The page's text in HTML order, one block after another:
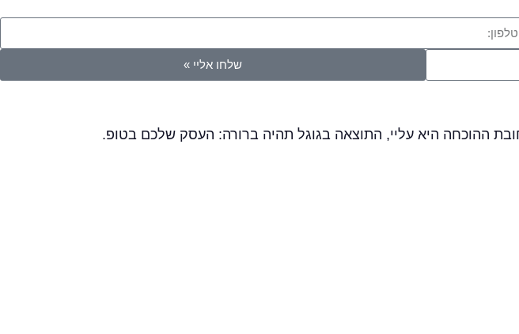
שלחו אליי »
ההוכחה היא עליי, התוצאה בגוגל תהיה ברורה: העסק שלכם בטופ.